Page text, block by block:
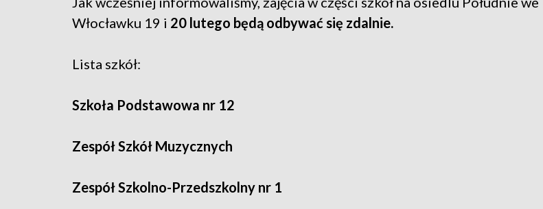
Włocławku 19 i 20 lutego będą odbywać się zdalnie.
Lista szkół:
Szkoła Podstawowa nr 12
Zespół Szkół Muzycznych
Zespół Szkolno-Przedszkolny nr 1